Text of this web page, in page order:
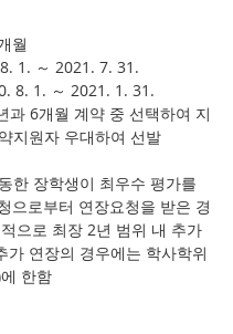
월
1. ～ 2021. 7. 31.
8. 1. ～ 2021. 1. 31.
과 6개월 계약 중 선택하여 지
지원자 우대하여 선발
한 장학생이 최우수 평가를
으로부터 연장요청을 받은 경
으로 최장 2년 범위 내 추가
가 연장의 경우에는 학사학위
한함